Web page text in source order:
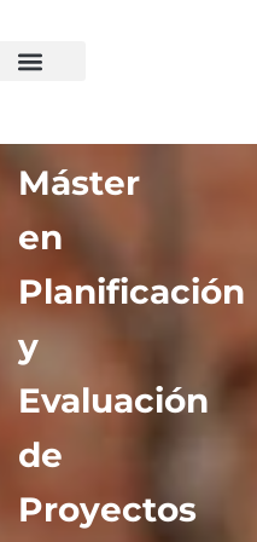
Máster
en
Planificación
y
Evaluación
de
Proyectos